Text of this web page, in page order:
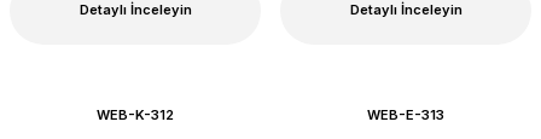
Detaylı İnceleyin Detaylı İnceleyin
WEB-K-312 WEB-E-313